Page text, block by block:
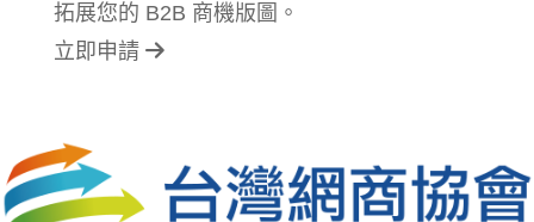
拓展您的 B2B 商機版圖。
立即申請